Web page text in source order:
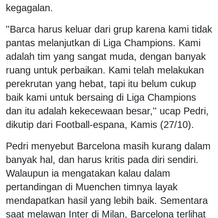
kegagalan.
''Barca harus keluar dari grup karena kami tidak
pantas melanjutkan di Liga Champions. Kami
adalah tim yang sangat muda, dengan banyak
ruang untuk perbaikan. Kami telah melakukan
perekrutan yang hebat, tapi itu belum cukup
baik kami untuk bersaing di Liga Champions
dan itu adalah kekecewaan besar,'' ucap Pedri,
dikutip dari Football-espana, Kamis (27/10).
Pedri menyebut Barcelona masih kurang dalam
banyak hal, dan harus kritis pada diri sendiri.
Walaupun ia mengatakan kalau dalam
pertandingan di Muenchen timnya layak
mendapatkan hasil yang lebih baik. Sementara
saat melawan Inter di Milan, Barcelona terlihat